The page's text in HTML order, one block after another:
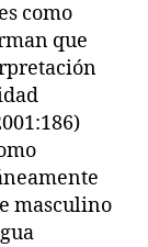
como
que
masculino